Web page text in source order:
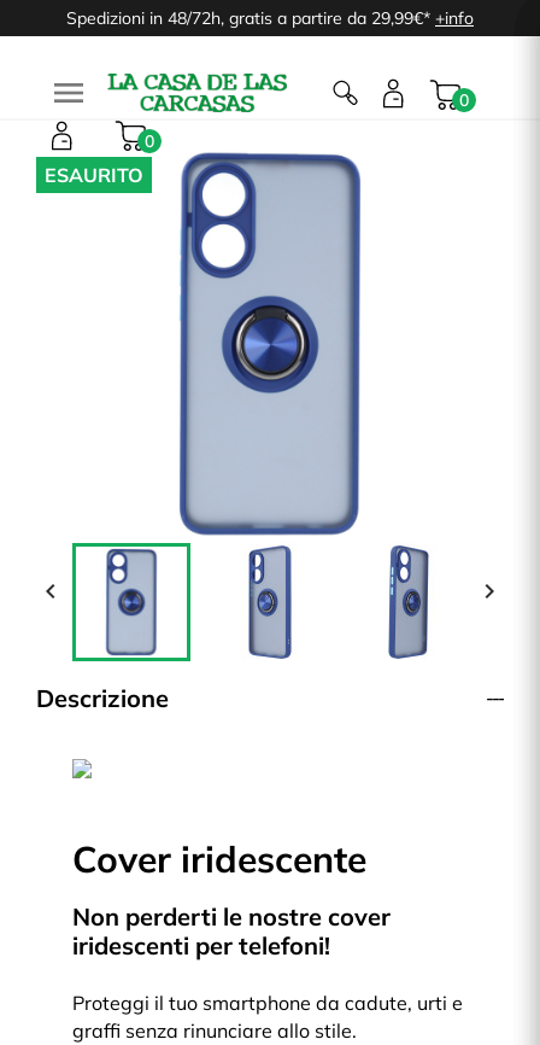
Spedizioni in 48/72h, gratis a partire da 29,99€* +info

0
0
ESAURITO
 
Descrizione
Cover iridescente
Non perderti le nostre cover
iridescenti per telefoni!
Proteggi il tuo smartphone da cadute, urti e
graffi senza rinunciare allo stile.